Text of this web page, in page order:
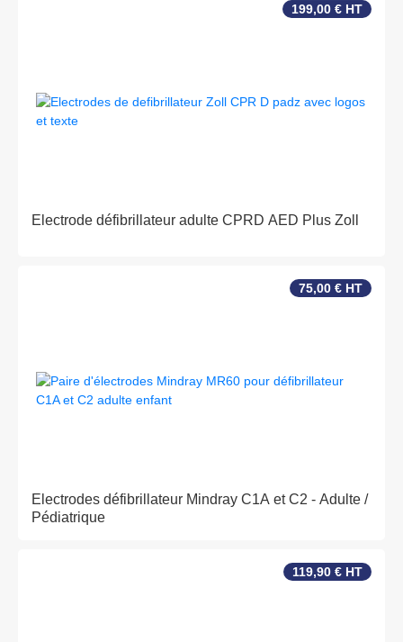
199,00 € HT
Electrode défibrillateur adulte CPRD AED Plus Zoll
75,00 € HT
Electrodes défibrillateur Mindray C1A et C2 - Adulte /
Pédiatrique
119,90 € HT